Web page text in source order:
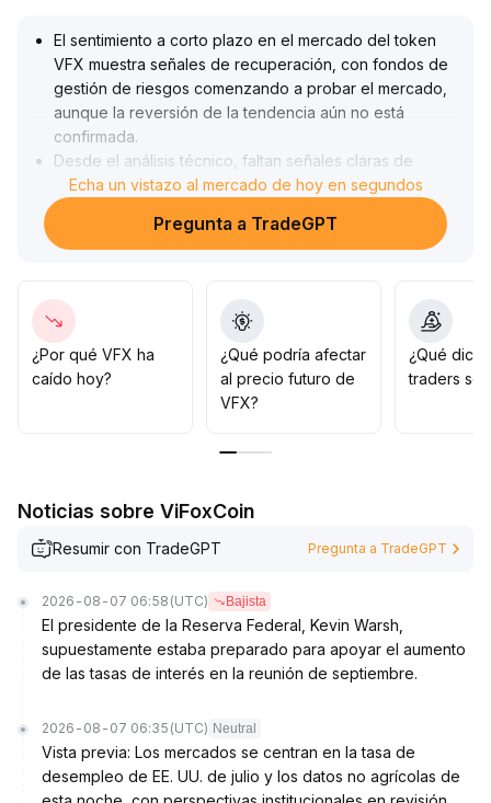
El sentimiento a corto plazo en el mercado del token
VFX muestra señales de recuperación, con fondos de
gestión de riesgos comenzando a probar el mercado,
aunque la reversión de la tendencia aún no está
confirmada.
Desde el análisis técnico, faltan señales claras de
soporte y resistencia, por lo que el precio podría
fluctuar dentro de un rango, manteniéndose los riesgos
de subidas o caídas bruscas .
el corto plazo, controlando la posición y los stops; para
estrategias a mediano y largo plazo, es mejor distribuir
las compras en diferentes momentos para enfrentar la
incertidumbre y añadir más solo cuando haya señales
claras de volumen y estructura, evitando el riesgo de
Echa un vistazo al mercado de hoy en segundos
Pregunta a TradeGPT
¿Por qué VFX ha
caído hoy?
¿Qué podría afectar
al precio futuro de
VFX?
¿Qué
traders
Noticias sobre ViFoxCoin
Resumir con TradeGPT Pregunta a TradeGPT
2026-08-07 06:58 (UTC) Bajista
El presidente de la Reserva Federal, Kevin Warsh,
supuestamente estaba preparado para apoyar el aumento
de las tasas de interés en la reunión de septiembre.
2026-08-07 06:35 (UTC) Neutral
Vista previa: Los mercados se centran en la tasa de
desempleo de EE. UU. de julio y los datos no agrícolas de